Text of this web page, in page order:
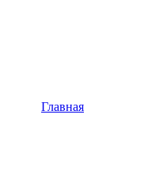
Главная